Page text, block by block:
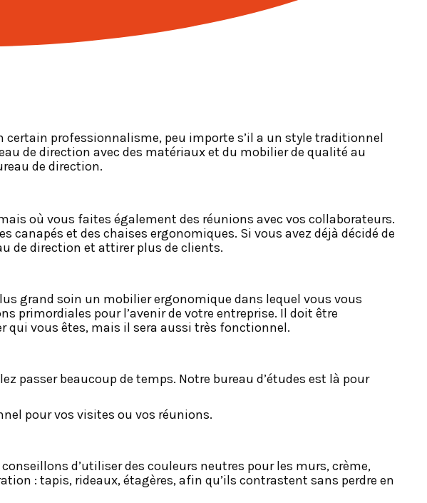
certain professionnalisme, peu importe s’il a un style traditionnel
de direction avec des matériaux et du mobilier de qualité au
de direction.
où vous faites également des réunions avec vos collaborateurs.
canapés et des chaises ergonomiques. Si vous avez déjà décidé de
de direction et attirer plus de clients.
grand soin un mobilier ergonomique dans lequel vous vous
primordiales pour l’avenir de votre entreprise. Il doit être
qui vous êtes, mais il sera aussi très fonctionnel.
passer beaucoup de temps. Notre bureau d’études est là pour
pour vos visites ou vos réunions.
d’utiliser des couleurs neutres pour les murs, crème,
: tapis, rideaux, étagères, afin qu’ils contrastent sans perdre en